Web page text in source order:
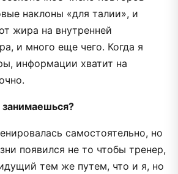
наклоны «для талии», и
жира на внутренней
и много еще чего. Когда я
информации хватит на
самостоятельно, но
появился не то чтобы тренер,
тем же путем, что и я, но